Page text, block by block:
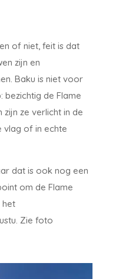
of niet, feit is dat
zijn en
Baku is niet voor
bezichtig de Flame
zijn ze verlicht in de
vlag of in echte
dat is ook nog een
om de Flame
het
Zie foto